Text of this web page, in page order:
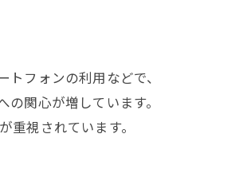
フォンの利用などで、
関心が増しています。
視されています。